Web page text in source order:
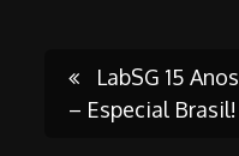
Post
LabSG 15 Anos
– Especial Brasil!